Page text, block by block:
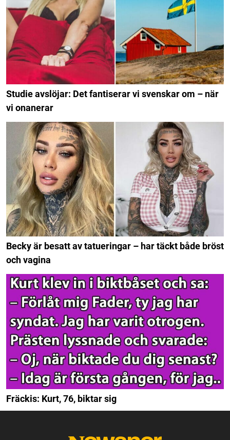
Studie avslöjar: Det fantiserar vi svenskar om – när
vi onanerar
Becky är besatt av tatueringar – har täckt både bröst
och vagina
Fräckis: Kurt, 76, biktar sig